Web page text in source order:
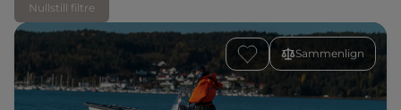
Nullstill filtre
Sammenlign